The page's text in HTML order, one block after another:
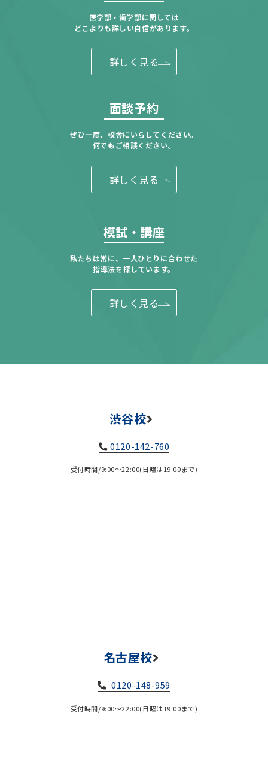
医学部・歯学部に関しては
どこよりも詳しい自信があります。
詳しく見る
面談予約
ぜひ一度、校舎にいらしてください。
何でもご相談ください。
詳しく見る
模試・講座
私たちは常に、一人ひとりに合わせた
指導法を探しています。
詳しく見る
渋谷校
0120-142-760
受付時間/9:00～22:00(日曜は19:00まで)
名古屋校
0120-148-959
受付時間/9:00～22:00(日曜は19:00まで)